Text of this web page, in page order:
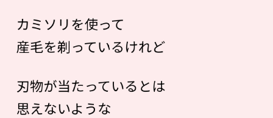
カミソリを使って
産毛を剃っているけれど
刃物が当たっているとは
思えないような